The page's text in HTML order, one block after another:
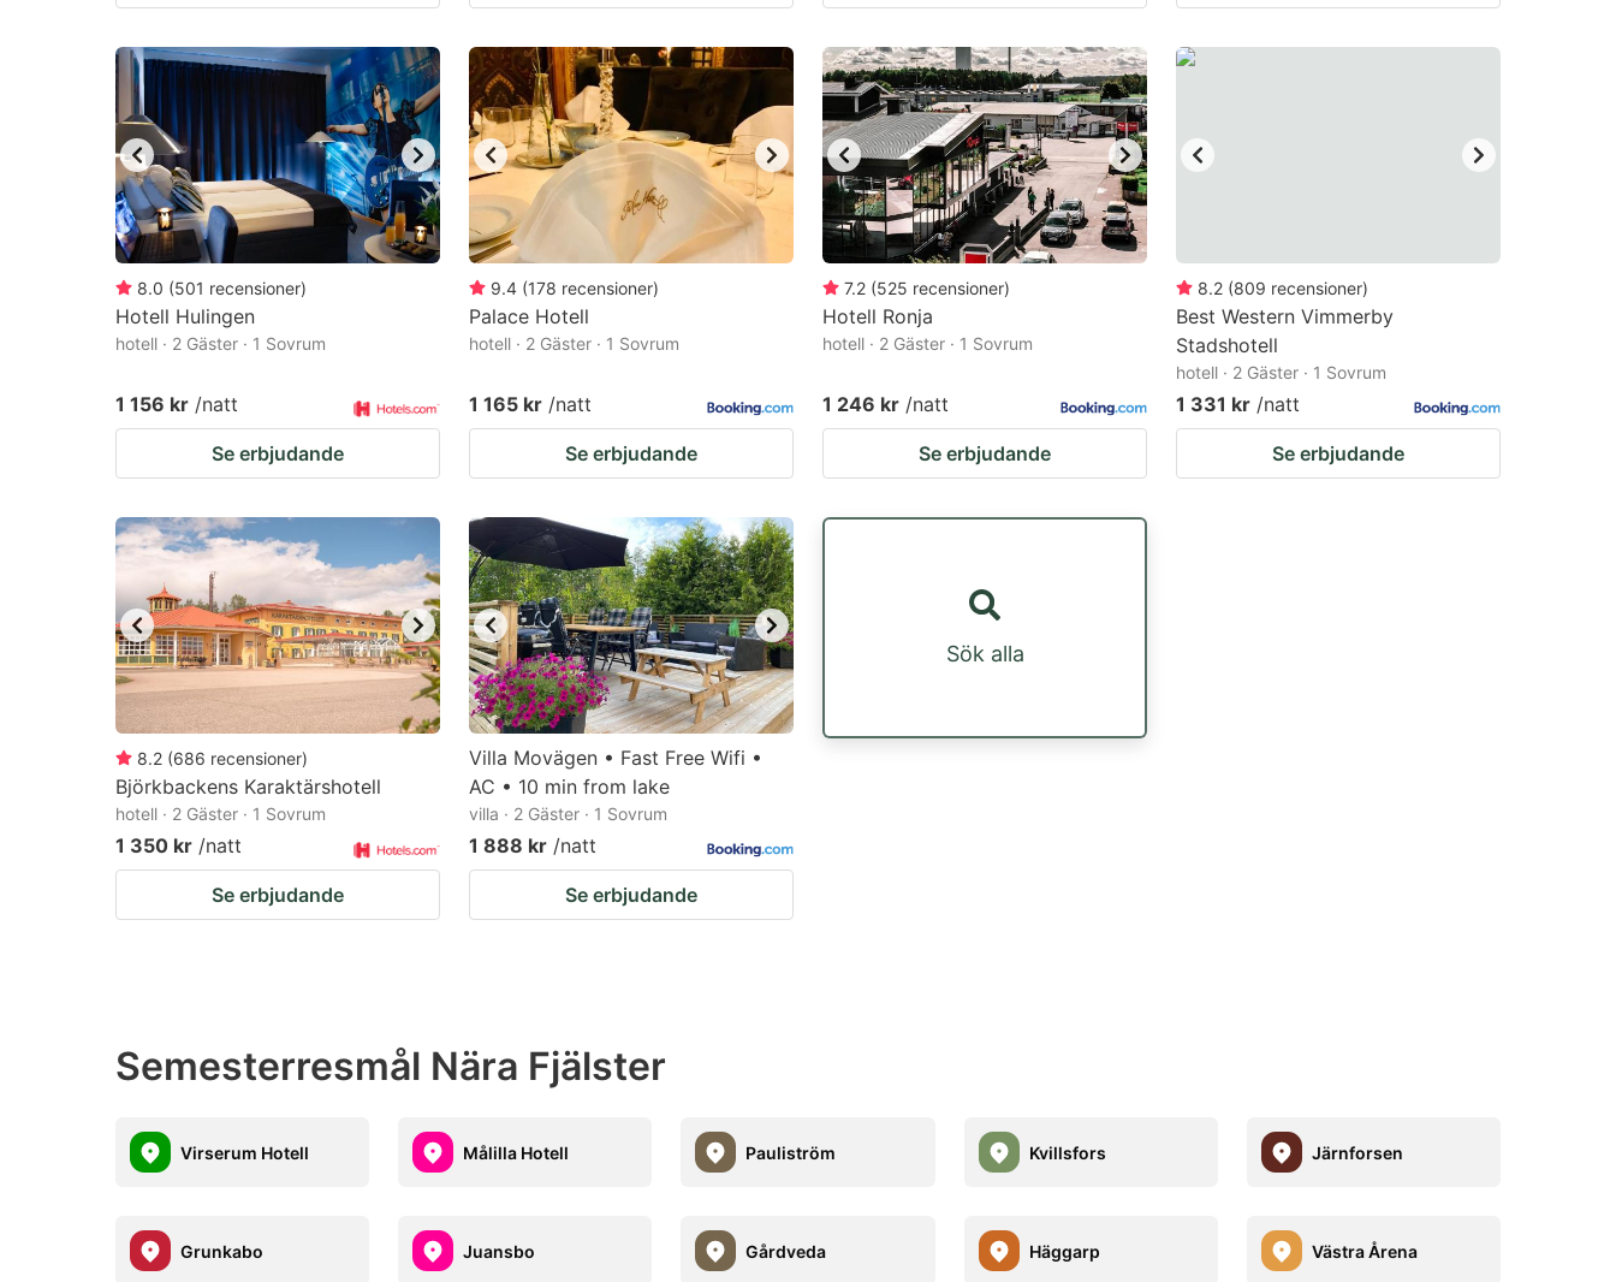
8.0 (501 recensioner)
Hotell Hulingen
hotell · 2 Gäster · 1 Sovrum
1 156 kr /natt
Se erbjudande
9.4 (178 recensioner)
Palace Hotell
hotell · 2 Gäster · 1 Sovrum
1 165 kr /natt
Se erbjudande
7.2 (525 recensioner)
Hotell Ronja
hotell · 2 Gäster · 1 Sovrum
1 246 kr /natt
Se erbjudande
8.2 (809 recensioner)
Best Western Vimmerby
Stadshotell
hotell · 2 Gäster · 1 Sovrum
1 331 kr /natt
Se erbjudande
8.2 (686 recensioner)
Björkbackens Karaktärshotell
hotell · 2 Gäster · 1 Sovrum
1 350 kr /natt
Se erbjudande
Villa Movägen • Fast Free Wifi •
AC • 10 min from lake
villa · 2 Gäster · 1 Sovrum
1 888 kr /natt
Se erbjudande
Sök alla
Semesterresmål Nära Fjälster
Virserum Hotell Målilla Hotell Pauliström Kvillsfors Järnforsen
Grunkabo Juansbo Gårdveda Häggarp Västra Årena